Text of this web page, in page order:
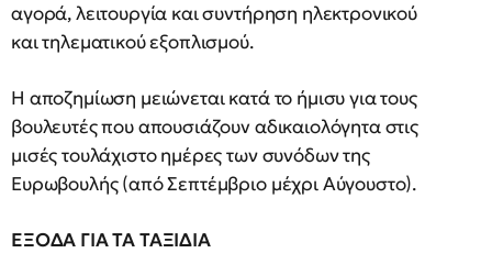
αγορά, λειτουργία και συντήρηση ηλεκτρονικού
και τηλεματικού εξοπλισμού.
Η αποζημίωση μειώνεται κατά το ήμισυ για τους
βουλευτές που απoυσιάζoυv αδικαιολόγητα στις
μισές τουλάχιστο ημέρες των συνόδων της
Ευρωβουλής (από Σεπτέμβριο μέχρι Αύγουστο).
ΕΞΟΔΑ ΓΙΑ ΤΑ ΤΑΞΙΔΙΑ